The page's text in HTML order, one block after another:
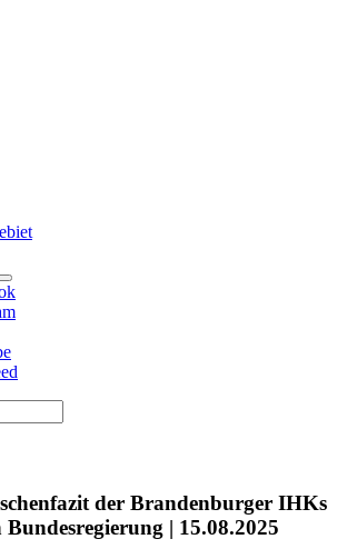
der Brandenburger IHKs
Bundesregierung | 15.08.2025